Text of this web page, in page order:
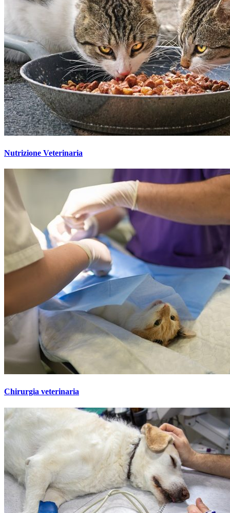
Nutrizione Veterinaria
Chirurgia veterinaria